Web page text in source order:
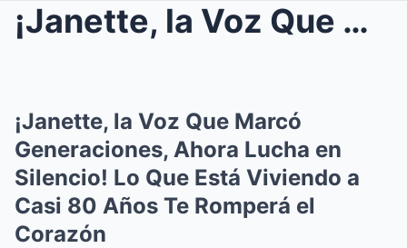
¡Janette, la Voz Que Marcó Generaciones, Ahora Luc...
¡Janette, la Voz Que Marcó
Generaciones, Ahora Lucha en
Silencio! Lo Que Está Viviendo a
Casi 80 Años Te Romperá el
Corazón